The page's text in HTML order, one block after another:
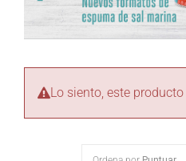
Lo siento, este